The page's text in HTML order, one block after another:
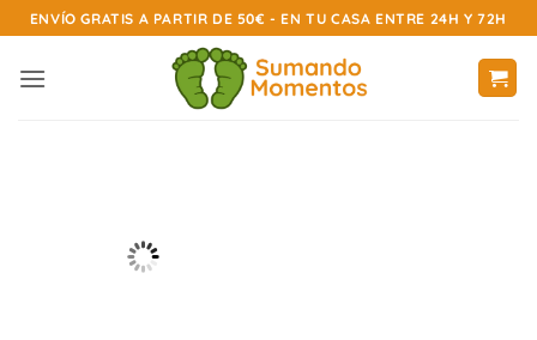
Saltar
al
contenido
ENVÍO GRATIS A PARTIR DE 50€ - EN TU CASA ENTRE 24H Y 72H